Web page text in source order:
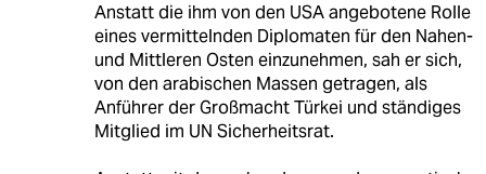
Anstatt die ihm von den USA angebotene Rolle
eines vermittelnden Diplomaten für den Nahen-
und Mittleren Osten einzunehmen, sah er sich,
von den arabischen Massen getragen, als
Anführer der Großmacht Türkei und ständiges
Mitglied im UN Sicherheitsrat.